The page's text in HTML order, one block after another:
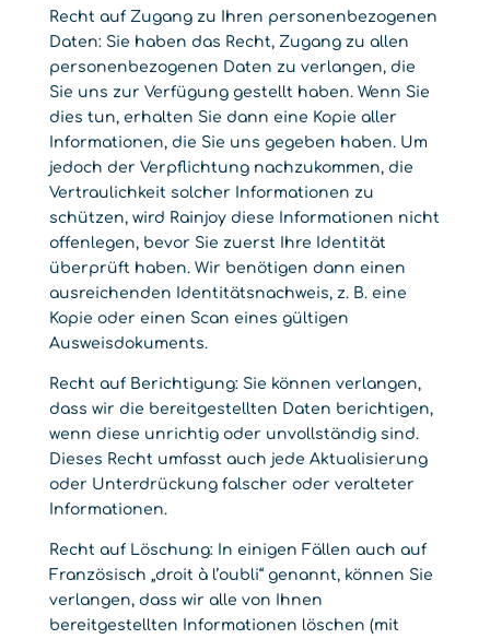
Recht auf Zugang zu Ihren personenbezogenen
Daten: Sie haben das Recht, Zugang zu allen
personenbezogenen Daten zu verlangen, die
Sie uns zur Verfügung gestellt haben. Wenn Sie
dies tun, erhalten Sie dann eine Kopie aller
Informationen, die Sie uns gegeben haben. Um
jedoch der Verpflichtung nachzukommen, die
Vertraulichkeit solcher Informationen zu
schützen, wird Rainjoy diese Informationen nicht
offenlegen, bevor Sie zuerst Ihre Identität
überprüft haben. Wir benötigen dann einen
ausreichenden Identitätsnachweis, z. B. eine
Kopie oder einen Scan eines gültigen
Ausweisdokuments.
Recht auf Berichtigung: Sie können verlangen,
dass wir die bereitgestellten Daten berichtigen,
wenn diese unrichtig oder unvollständig sind.
Dieses Recht umfasst auch jede Aktualisierung
oder Unterdrückung falscher oder veralteter
Informationen.
Recht auf Löschung: In einigen Fällen auch auf
Französisch „droit à l’oubli“ genannt, können Sie
verlangen, dass wir alle von Ihnen
bereitgestellten Informationen löschen (mit